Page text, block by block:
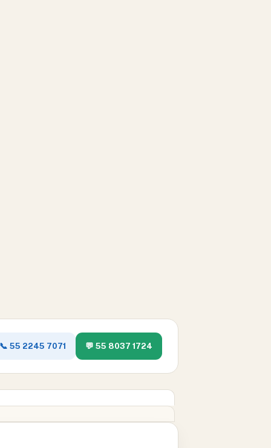
55 2245 7071 💬 55 8037 1724